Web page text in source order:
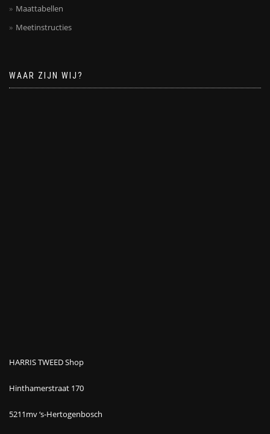
Maattabellen
Meetinstructies
WAAR ZIJN WIJ?
HARRIS TWEED Shop
Hinthamerstraat 170
5211mv ‘s-Hertogenbosch